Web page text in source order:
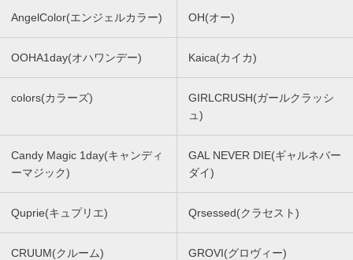
AngelColor(エンジェルカラー) OH(オー)
OOHA1day(オハワンデー) Kaica(カイカ)
colors(カラーズ)
GIRLCRUSH(ガールクラッシ
ュ)
Candy Magic 1day(キャンディ
ーマジック)
GAL NEVER DIE(ギャルネバー
ダイ)
Quprie(キュプリエ) Qrsessed(クラセスト)
CRUUM(クルーム) GROVI(グロヴィー)